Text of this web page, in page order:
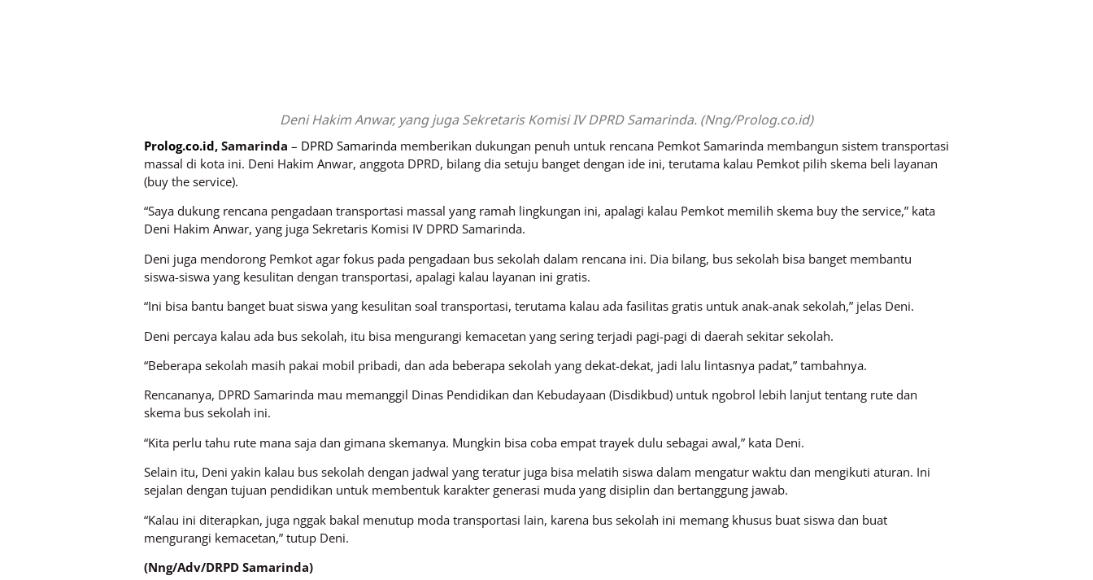
Deni Hakim Anwar, yang juga Sekretaris Komisi IV DPRD Samarinda. (Nng/Prolog.co.id)
Prolog.co.id, Samarinda – DPRD Samarinda memberikan dukungan penuh untuk rencana Pemkot Samarinda membangun sistem transportasi
massal di kota ini. Deni Hakim Anwar, anggota DPRD, bilang dia setuju banget dengan ide ini, terutama kalau Pemkot pilih skema beli layanan
(buy the service).
“Saya dukung rencana pengadaan transportasi massal yang ramah lingkungan ini, apalagi kalau Pemkot memilih skema buy the service,” kata
Deni Hakim Anwar, yang juga Sekretaris Komisi IV DPRD Samarinda.
Deni juga mendorong Pemkot agar fokus pada pengadaan bus sekolah dalam rencana ini. Dia bilang, bus sekolah bisa banget membantu
siswa-siswa yang kesulitan dengan transportasi, apalagi kalau layanan ini gratis.
“Ini bisa bantu banget buat siswa yang kesulitan soal transportasi, terutama kalau ada fasilitas gratis untuk anak-anak sekolah,” jelas Deni.
Deni percaya kalau ada bus sekolah, itu bisa mengurangi kemacetan yang sering terjadi pagi-pagi di daerah sekitar sekolah.
“Beberapa sekolah masih pakai mobil pribadi, dan ada beberapa sekolah yang dekat-dekat, jadi lalu lintasnya padat,” tambahnya.
Rencananya, DPRD Samarinda mau memanggil Dinas Pendidikan dan Kebudayaan (Disdikbud) untuk ngobrol lebih lanjut tentang rute dan
skema bus sekolah ini.
“Kita perlu tahu rute mana saja dan gimana skemanya. Mungkin bisa coba empat trayek dulu sebagai awal,” kata Deni.
Selain itu, Deni yakin kalau bus sekolah dengan jadwal yang teratur juga bisa melatih siswa dalam mengatur waktu dan mengikuti aturan. Ini
sejalan dengan tujuan pendidikan untuk membentuk karakter generasi muda yang disiplin dan bertanggung jawab.
“Kalau ini diterapkan, juga nggak bakal menutup moda transportasi lain, karena bus sekolah ini memang khusus buat siswa dan buat
mengurangi kemacetan,” tutup Deni.
(Nng/Adv/DRPD Samarinda)